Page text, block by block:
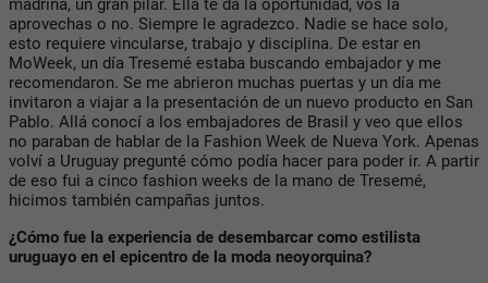
madrina, un gran pilar. Ella te da la oportunidad, vos la
aprovechas o no. Siempre le agradezco. Nadie se hace solo,
esto requiere vincularse, trabajo y disciplina. De estar en
MoWeek, un día Tresemé estaba buscando embajador y me
recomendaron. Se me abrieron muchas puertas y un día me
invitaron a viajar a la presentación de un nuevo producto en San
Pablo. Allá conocí a los embajadores de Brasil y veo que ellos
no paraban de hablar de la Fashion Week de Nueva York. Apenas
volví a Uruguay pregunté cómo podía hacer para poder ir. A partir
de eso fui a cinco fashion weeks de la mano de Tresemé,
hicimos también campañas juntos.
¿Cómo fue la experiencia de desembarcar como estilista
uruguayo en el epicentro de la moda neoyorquina?